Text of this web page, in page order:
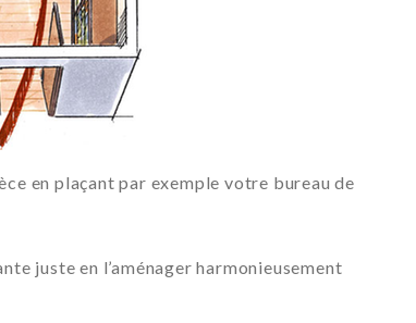
en plaçant par exemple votre bureau de
juste en l’aménager harmonieusement